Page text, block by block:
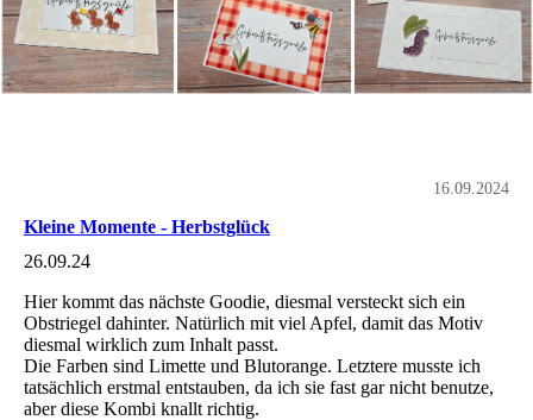
16.09.2024
Kleine Momente - Herbstglück
26.09.24
Hier kommt das nächste Goodie, diesmal versteckt sich ein
Obstriegel dahinter. Natürlich mit viel Apfel, damit das Motiv
diesmal wirklich zum Inhalt passt.
Die Farben sind Limette und Blutorange. Letztere musste ich
tatsächlich erstmal entstauben, da ich sie fast gar nicht benutze,
aber diese Kombi knallt richtig.